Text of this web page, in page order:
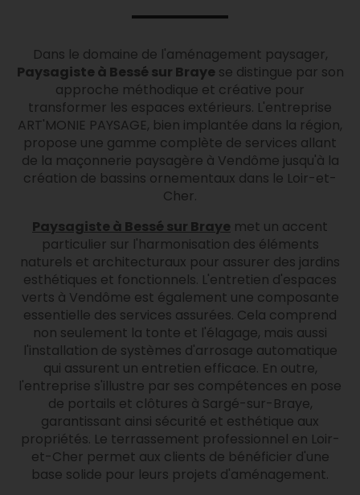
Dans le domaine de l'aménagement paysager,
Paysagiste à Bessé sur Braye se distingue par son
approche méthodique et créative pour
transformer les espaces extérieurs. L'entreprise
ART'MONIE PAYSAGE, bien implantée dans la région,
propose une gamme complète de services allant
de la maçonnerie paysagère à Vendôme jusqu'à la
création de bassins ornementaux dans le Loir-et-
Cher.
Paysagiste à Bessé sur Braye met un accent
particulier sur l'harmonisation des éléments
naturels et architecturaux pour assurer des jardins
esthétiques et fonctionnels. L'entretien d'espaces
verts à Vendôme est également une composante
essentielle des services assurées. Cela comprend
non seulement la tonte et l'élagage, mais aussi
l'installation de systèmes d'arrosage automatique
qui assurent un entretien efficace. En outre,
l'entreprise s'illustre par ses compétences en pose
de portails et clôtures à Sargé-sur-Braye,
garantissant ainsi sécurité et esthétique aux
propriétés. Le terrassement professionnel en Loir-
et-Cher permet aux clients de bénéficier d'une
base solide pour leurs projets d'aménagement.